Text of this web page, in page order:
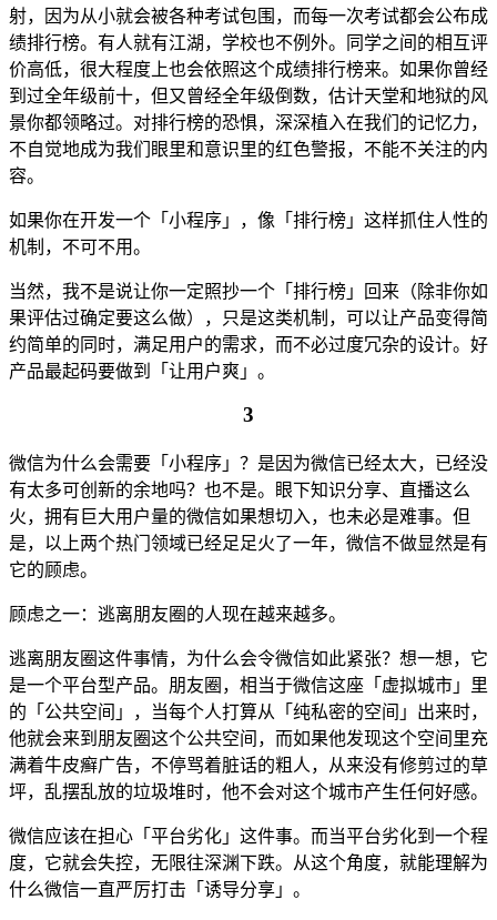
射，因为从小就会被各种考试包围，而每一次考试都会公布成
绩排行榜。有人就有江湖，学校也不例外。同学之间的相互评
价高低，很大程度上也会依照这个成绩排行榜来。如果你曾经
到过全年级前十，但又曾经全年级倒数，估计天堂和地狱的风
景你都领略过。对排行榜的恐惧，深深植入在我们的记忆力，
不自觉地成为我们眼里和意识里的红色警报，不能不关注的内
容。
如果你在开发一个「小程序」，像「排行榜」这样抓住人性的
机制，不可不用。
当然，我不是说让你一定照抄一个「排行榜」回来（除非你如
果评估过确定要这么做），只是这类机制，可以让产品变得简
约简单的同时，满足用户的需求，而不必过度冗杂的设计。好
产品最起码要做到「让用户爽」。
3
微信为什么会需要「小程序」？是因为微信已经太大，已经没
有太多可创新的余地吗？也不是。眼下知识分享、直播这么
火，拥有巨大用户量的微信如果想切入，也未必是难事。但
是，以上两个热门领域已经足足火了一年，微信不做显然是有
它的顾虑。
顾虑之一：逃离朋友圈的人现在越来越多。
逃离朋友圈这件事情，为什么会令微信如此紧张？想一想，它
是一个平台型产品。朋友圈，相当于微信这座「虚拟城市」里
的「公共空间」，当每个人打算从「纯私密的空间」出来时，
他就会来到朋友圈这个公共空间，而如果他发现这个空间里充
满着牛皮癣广告，不停骂着脏话的粗人，从来没有修剪过的草
坪，乱摆乱放的垃圾堆时，他不会对这个城市产生任何好感。
微信应该在担心「平台劣化」这件事。而当平台劣化到一个程
度，它就会失控，无限往深渊下跌。从这个角度，就能理解为
什么微信一直严厉打击「诱导分享」。